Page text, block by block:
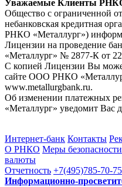
Уважаемые Клиенты
Общество с ограниченной
небанковская кредитная
РНКО «Металлург»)
Лицензии на проведение
«Металлург» № 2877-К от
С копией Лицензии Вы
сайте ООО РНКО
www.metallurgbank.ru.
Об изменении платежных
«Металлург» уведомит Вас
Интернет-банк Контакты
О РНКО Меры безопасности
валюты
Отчетность +7(495)785-70-75
Информационно-